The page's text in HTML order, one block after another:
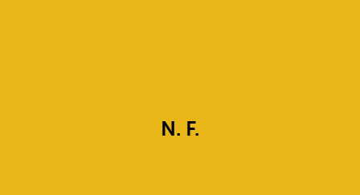
N. F.